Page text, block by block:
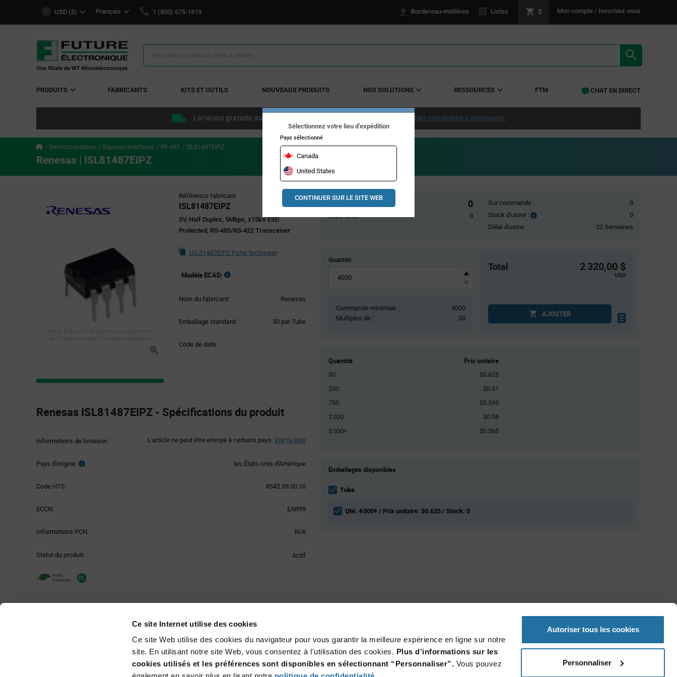
Ce site Internet utilise des cookies
Ce site Web utilise des cookies du navigateur pour vous garantir la meilleure expérience en ligne sur notre
site. En utilisant notre site Web, vous consentez à l'utilisation des cookies. Plus d’informations sur les
cookies utilisés et les préférences sont disponibles en sélectionnant “Personnaliser”. Vous pouvez
Autoriser tous les cookies
Personnaliser
USD ($) Français 1 (800) 675-1619 Bordereau-matières Listes 0 Mon compte / Inscrivez-vous
Résultats
la
PRODUITS FABRICANTS KITS ET OUTILS NOUVEAUX PRODUITS NOS SOLUTIONS RESSOURCES FTM CHAT EN DIRECT
Livraison gratuite aux États-Unis continentaux à partir de 50 $ US. Des conditions s'appliquent
Semiconducteurs Signaux/Interfaces RS 485 ISL81487EIPZ
Renesas | ISL81487EIPZ
Référence fabricant
ISL81487EIPZ
5V, Half Duplex, 5Mbps, ±15kV ESD
Protected, RS-485/RS-422 Transceiver
ISL81487EIPZ Fiche technique
Modèle ECAD:
Nom du fabricant: Renesas
Emballage standard: 50 par Tube
Code de date:
Specification
Section
Renesas ISL81487EIPZ - Spécifications du produit
Informations de livraison: L'article ne peut être envoyé à certains pays. Voir la liste
Pays d'origine: les États-Unis d'Amérique
Code HTS: 8542.39.00.10
ECCN: EAR99
Informations PCN: N/A
Statut du produit: Actif
Pricing
Stock global 0
États-Unis: 0
Sur commande :
0
Stock d'usine :
Stock
0
Délai d'usine :
22 Semaines
Quantité
Commande minimale :
4000
Multiples de :
50
Total 2 320,00 $
USD
AJOUTER
Quantité Prix unitaire
50
$0.625
200
$0.61
750
$0.595
2 000
$0.58
5 000+
$0.565
Variant
section
Emballages disponibles
Tube
Qté: 4 000+ / Prix unitaire: $0.625 / Stock: 0
Sélectionnez votre lieu d’expédition
Pays sélectionné
Canada
United States
CONTINUER SUR LE SITE WEB